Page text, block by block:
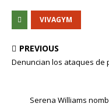
VIVAGYM
PREVIOUS
Denuncian los ataques de
Serena Williams